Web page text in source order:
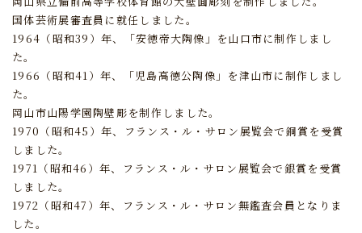
国体芸術展審査員に就任しました。
1964（昭和39）年、「安徳帝大陶像」を山口市に制作しまし
た。
1966（昭和41）年、「児島高徳公陶像」を津山市に制作しまし
た。
岡山市山陽学園陶壁彫を制作しました。
1970（昭和45）年、フランス・ル・サロン展覧会で銅賞を受賞
しました。
1971（昭和46）年、フランス・ル・サロン展覧会で銀賞を受賞
しました。
1972（昭和47）年、フランス・ル・サロン無鑑査会員となりま
した。